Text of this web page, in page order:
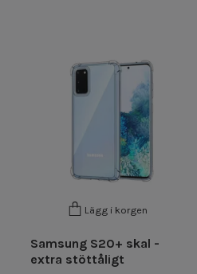
Lägg i korgen
Samsung S20+ skal -
extra stöttåligt